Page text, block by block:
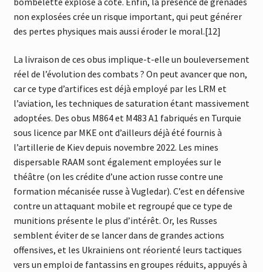
non explosées crée un risque important, qui peut générer
des pertes physiques mais aussi éroder le moral.[12]
La livraison de ces obus implique-t-elle un bouleversement
réel de l’évolution des combats ? On peut avancer que non,
car ce type d’artifices est déjà employé par les LRM et
l’aviation, les techniques de saturation étant massivement
adoptées. Des obus M864 et M483 A1 fabriqués en Turquie
sous licence par MKE ont d’ailleurs déjà été fournis à
l’artillerie de Kiev depuis novembre 2022. Les mines
dispersable RAAM sont également employées sur le
théâtre (on les crédite d’une action russe contre une
formation mécanisée russe à Vugledar). C’est en défensive
contre un attaquant mobile et regroupé que ce type de
munitions présente le plus d’intérêt. Or, les Russes
semblent éviter de se lancer dans de grandes actions
offensives, et les Ukrainiens ont réorienté leurs tactiques
vers un emploi de fantassins en groupes réduits, appuyés à